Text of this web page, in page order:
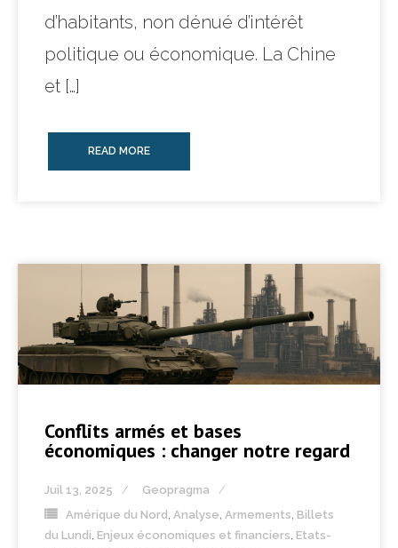
d’habitants, non dénué d’intérêt
politique ou économique. La Chine
et […]
READ MORE
Conflits armés et bases
économiques : changer notre regard
Juil 13, 2025
Geopragma
Amérique du Nord , Analyse, Armements, Billets
du Lundi, Enjeux économiques et financiers, Etats-